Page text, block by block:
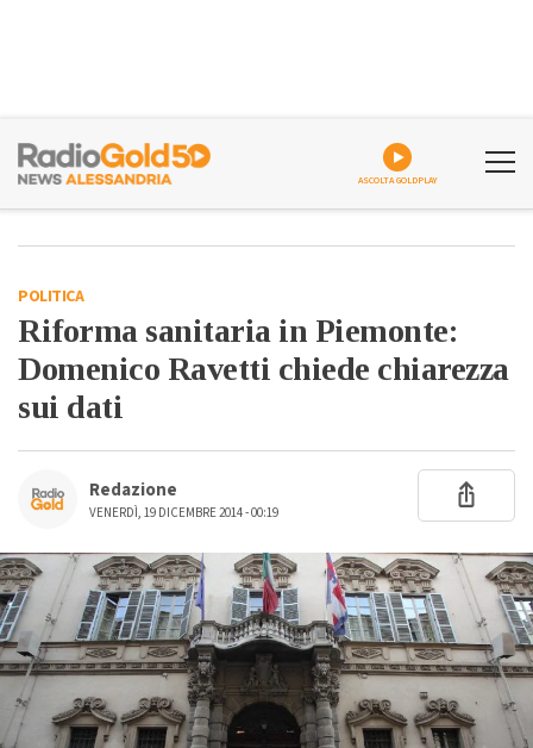
ASCOLTA GOLDPLAY
POLITICA
Riforma sanitaria in Piemonte:
Domenico Ravetti chiede chiarezza
sui dati
Redazione
VENERDÌ, 19 DICEMBRE 2014 - 00:19